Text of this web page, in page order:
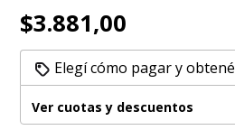
$3.881,00
Elegí cómo pagar y
Ver cuotas y descuentos